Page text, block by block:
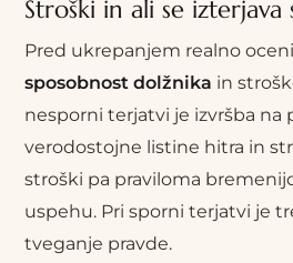
Stroški in ali se izterjava
Pred ukrepanjem realno
sposobnost dolžnika in
nesporni terjatvi je izvršba na
verodostojne listine hitra in
stroški pa praviloma
uspehu. Pri sporni terjatvi je
tveganje pravde.